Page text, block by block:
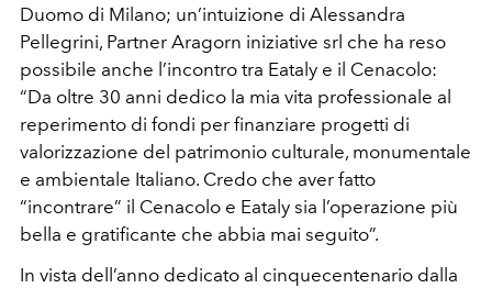
Duomo di Milano; un’intuizione di Alessandra
Pellegrini, Partner Aragorn iniziative srl che ha reso
possibile anche l’incontro tra Eataly e il Cenacolo:
“Da oltre 30 anni dedico la mia vita professionale al
reperimento di fondi per finanziare progetti di
valorizzazione del patrimonio culturale, monumentale
e ambientale Italiano. Credo che aver fatto
“incontrare” il Cenacolo e Eataly sia l’operazione più
bella e gratificante che abbia mai seguito”.
In vista dell’anno dedicato al cinquecentenario dalla